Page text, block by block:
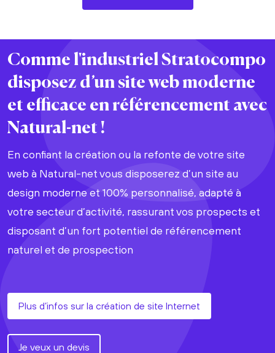
Comme l'industriel Stratocompo
disposez d’un site web moderne
et efficace en référencement avec
Natural-net !
En confiant la création ou la refonte de votre site
web à Natural-net vous disposerez d’un site au
design moderne et 100% personnalisé, adapté à
votre secteur d’activité, rassurant vos prospects et
disposant d’un fort potentiel de référencement
naturel et de prospection
Plus d’infos sur la création de site Internet
Je veux un devis